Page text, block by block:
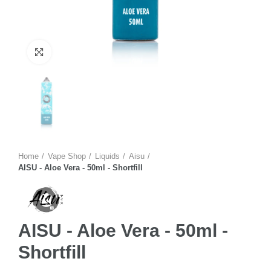
Zum Vergrössern anklicken
Home Vape Shop Liquids
Aisu
AISU - Aloe Vera - 50ml - Shortfill
AISU - Aloe Vera - 50ml -
Shortfill